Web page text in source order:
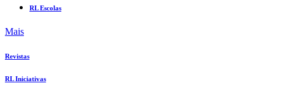
RL Escolas
Mais
Revistas
RL Iniciativas